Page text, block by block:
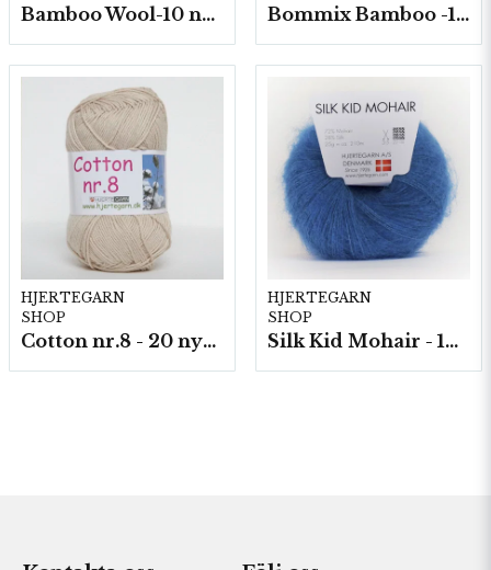
Bamboo Wool-10 nystan/fp. a50g Bommix Bamboo -10 nystan/ fp. á 50 g.
HJERTEGARN
SHOP
Cotton nr.8 - 20 nystan a50g./fp.
HJERTEGARN
SHOP
Silk Kid Mohair - 10 nystan á 25g./fp.